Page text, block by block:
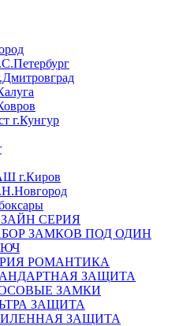
г.Кунгур
г.Киров
СЕРИЯ
ЗАМКОВ ПОД ОДИН
РОМАНТИКА
ЗАЩИТА
ЗАМКИ
ЗАЩИТА
ЗАЩИТА